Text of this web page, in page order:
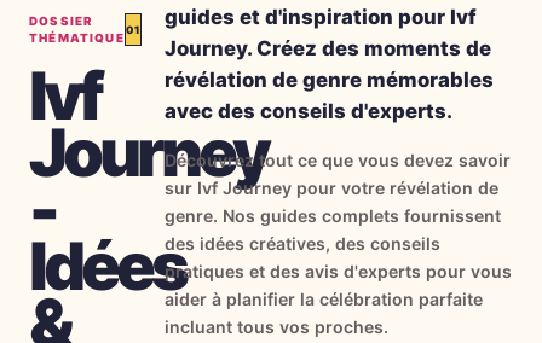
Tarifs
Préparer la fête
Jeux, imprimables et idées pratiques gratuits
Kit à imprimer gratuit Gratuit
Outils Gratuits
Thèmes
DOSSIER
THÉMATIQUE
01
Ivf
Journey
-
Idées
&
guides et d'inspiration pour Ivf
Journey. Créez des moments de
révélation de genre mémorables
avec des conseils d'experts.
Découvrez tout ce que vous devez savoir
sur Ivf Journey pour votre révélation de
genre. Nos guides complets fournissent
des idées créatives, des conseils
pratiques et des avis d'experts pour vous
aider à planifier la célébration parfaite
incluant tous vos proches.